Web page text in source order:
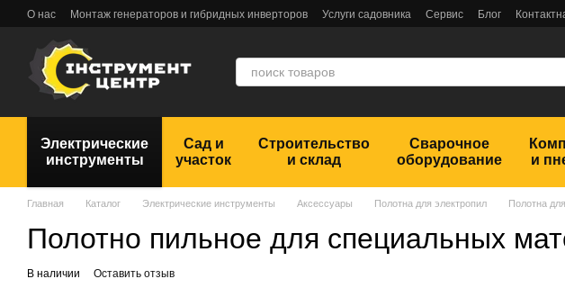
Перейти к основному контенту
О нас Монтаж генераторов и гибридных инверторов Услуги садовника Сервис Блог
Электрические
инструменты
Сад и
участок
Строительство
и склад
Сварочное
оборудование
и
Главная Каталог Электрические инструменты Аксессуары Полотна для электропил Полотна
Полотно пильное для специальных
В наличии Оставить отзыв